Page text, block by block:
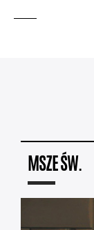
MSZE ŚW.